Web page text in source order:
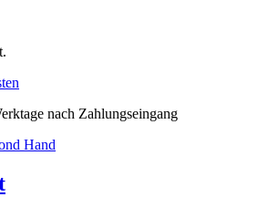
nach Zahlungseingang
Hand